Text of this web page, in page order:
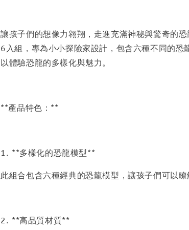
讓孩子們的想像力翱翔，走進充滿神秘與驚奇的
6入組，專為小小探險家設計，包含六種不同的恐
以體驗恐龍的多樣化與魅力。
**產品特色：**
1. **多樣化的恐龍模型**
此組合包含六種經典的恐龍模型，讓孩子們可以瞭
2. **高品質材質**